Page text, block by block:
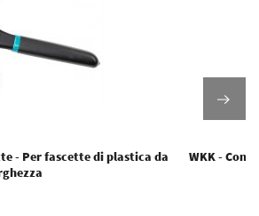
- Per fascette di plastica da
WKK -